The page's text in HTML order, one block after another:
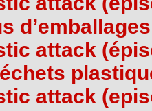
attack
attack